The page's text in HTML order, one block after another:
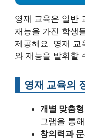
영재 교육은 일반
재능을 가진 학생
제공해요. 영재 교
와 재능을 발휘할
영재 교육의
개별 맞춤
그램을 통
창의력과